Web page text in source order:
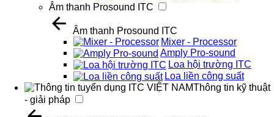
Âm thanh Prosound ITC
Âm thanh Prosound ITC
Mixer - Processor
Amply Pro-sound
Loa hội trường ITC
Loa liền công suất
Thông tin kỹ thuật
- giải pháp